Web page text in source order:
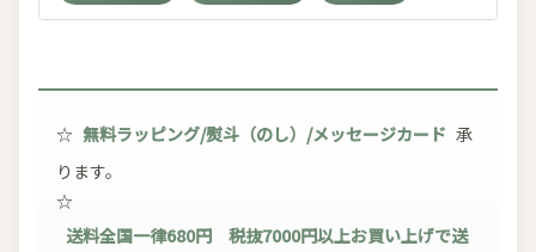
☆ 無料ラッピング/熨斗（のし）/メッセージカード 承
ります。
☆
送料全国一律680円 税抜7000円以上お買い上げで送